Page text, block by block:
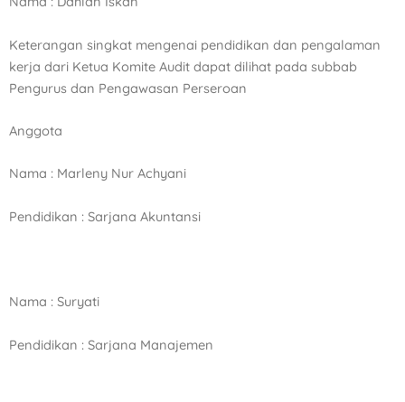
Keterangan singkat mengenai pendidikan dan pengalaman
kerja dari Ketua Komite Audit dapat dilihat pada subbab
Pengurus dan Pengawasan Perseroan
Anggota
Nama : Marleny Nur Achyani
Pendidikan : Sarjana Akuntansi
Nama : Suryati
Pendidikan : Sarjana Manajemen